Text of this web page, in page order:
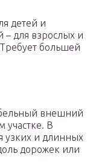
детей и
– для взрослых и
большей
внешний
участке. В
узких и длинных
дорожек или